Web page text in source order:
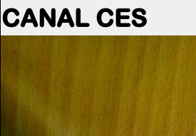
CANAL CES